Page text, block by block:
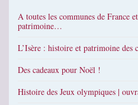
A toutes les communes de France
patrimoine…
L’Isère : histoire et patrimoine des
Des cadeaux pour Noël !
Histoire des Jeux olympiques |